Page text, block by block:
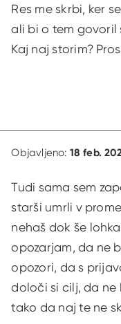
Res me skrbi, ker
ali bi o tem govoril
Kaj naj storim?
Objavljeno: 18 feb.
Tudi sama sem
starši umrli v
nehaš dok še
opozarjam, da ne
opozori, da s
določi si cilj, da ne
tako da naj te ne